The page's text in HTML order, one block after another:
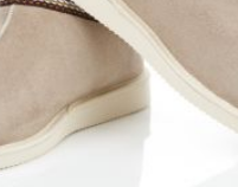
Do koszyka